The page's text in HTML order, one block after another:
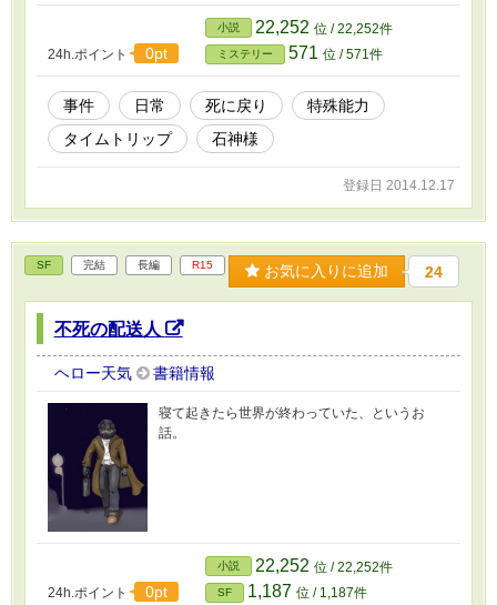
24h.ポイント 0pt
小説 22,252 位 / 22,252件
ミステリー 571 位 / 571件
事件 日常 死に戻り
特殊能力
タイムトリップ
石神様
登録日 2014.12.17
SF 完結 長編 R15 お気に入りに追加 24
不死の配送人
ヘロー天気 書籍情報
寝て起きたら世界が終わっていた、というお
話。
24h.ポイント 0pt
小説 22,252 位 / 22,252件
SF 1,187 位 / 1,187件